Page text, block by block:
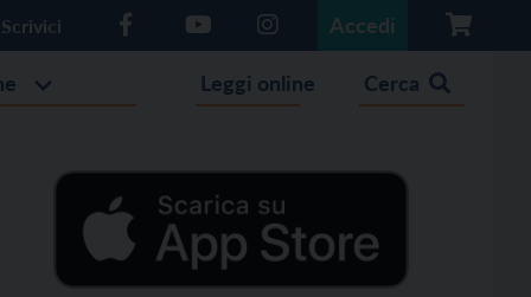
Scrivici Accedi
Leggi online Cerca